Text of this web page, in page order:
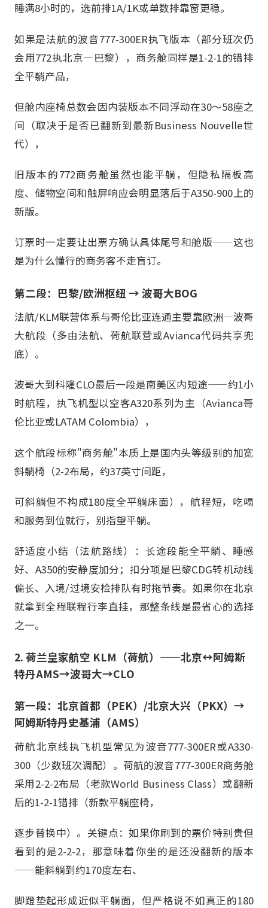
睡满8小时的，选前排1A/1K或单数排靠窗更稳。
如果是法航的波音777-300ER执飞版本（部分班次仍
会用772执北京—巴黎），商务舱同样是1-2-1的错排
全平躺产品，
但舱内座椅总数会因内装版本不同浮动在30～58座之
间（取决于是否已翻新到最新Business Nouvelle世
代），
旧版本的772商务舱虽然也能平躺，但隐私隔板高
度、储物空间和触屏响应会明显落后于A350-900上的
新版。
订票时一定要让出票方确认具体尾号和舱版——这也
是为什么懂行的商务客不走盲订。
第二段：巴黎/欧洲枢纽 → 波哥大BOG
法航/KLM联营体系与哥伦比亚连通主要靠欧洲—波哥
大航段（多由法航、荷航联营或Avianca代码共享兜
底）。
波哥大到科隆CLO最后一段是南美区内短途——约1小
时航程，执飞机型以空客A320系列为主（Avianca哥
伦比亚或LATAM Colombia），
这个航段标称"商务舱"本质上是国内头等级别的加宽
斜躺椅（2-2布局，约37英寸间距，
可斜躺但不构成180度全平躺床面），航程短，吃喝
和服务到位就行，别指望平躺。
舒适度小结（法航路线）：长途段能全平躺、睡感
好、A350的安静度加分；扣分项是巴黎CDG转机动线
偏长、入境/过境安检排队有时拖节奏。如果你在北京
就拿到全程联程行李直挂，那整条线是最省心的选择
之一。
2. 荷兰皇家航空 KLM（荷航）——北京↔阿姆斯
特丹AMS→波哥大→CLO
第一段：北京首都（PEK）/北京大兴（PKX）→
阿姆斯特丹史基浦（AMS）
荷航北京线执飞机型常见为波音777-300ER或A330-
300（少数班次调配）。荷航的波音777-300ER商务舱
采用2-2-2布局（老款World Business Class）或翻新
后的1-2-1错排（新款平躺座椅，
逐步替换中）。关键点：如果你刷到的票价特别贵但
看到的是2-2-2，那意味着你坐的是还没翻新的版本
——能斜躺到约170度左右、
脚蹬垫起形成近似平躺面，但严格说不如真正的180